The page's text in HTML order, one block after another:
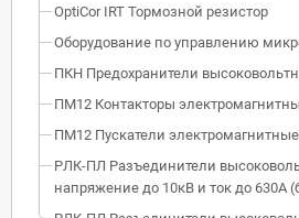
OptiCor IRT Тормозной резистор
Оборудование по управлению
ПКН Предохранители
ПМ12 Контакторы
ПМ12 Пускатели
РЛК-ПЛ Разъединители
напряжение до 10кВ и ток до 630А